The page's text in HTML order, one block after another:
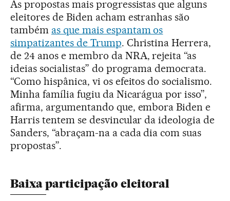
As propostas mais progressistas que alguns
eleitores de Biden acham estranhas são
também as que mais espantam os
simpatizantes de Trump. Christina Herrera,
de 24 anos e membro da NRA, rejeita “as
ideias socialistas” do programa democrata.
“Como hispânica, vi os efeitos do socialismo.
Minha família fugiu da Nicarágua por isso”,
afirma, argumentando que, embora Biden e
Harris tentem se desvincular da ideologia de
Sanders, “abraçam-na a cada dia com suas
propostas”.
Baixa participação eleitoral